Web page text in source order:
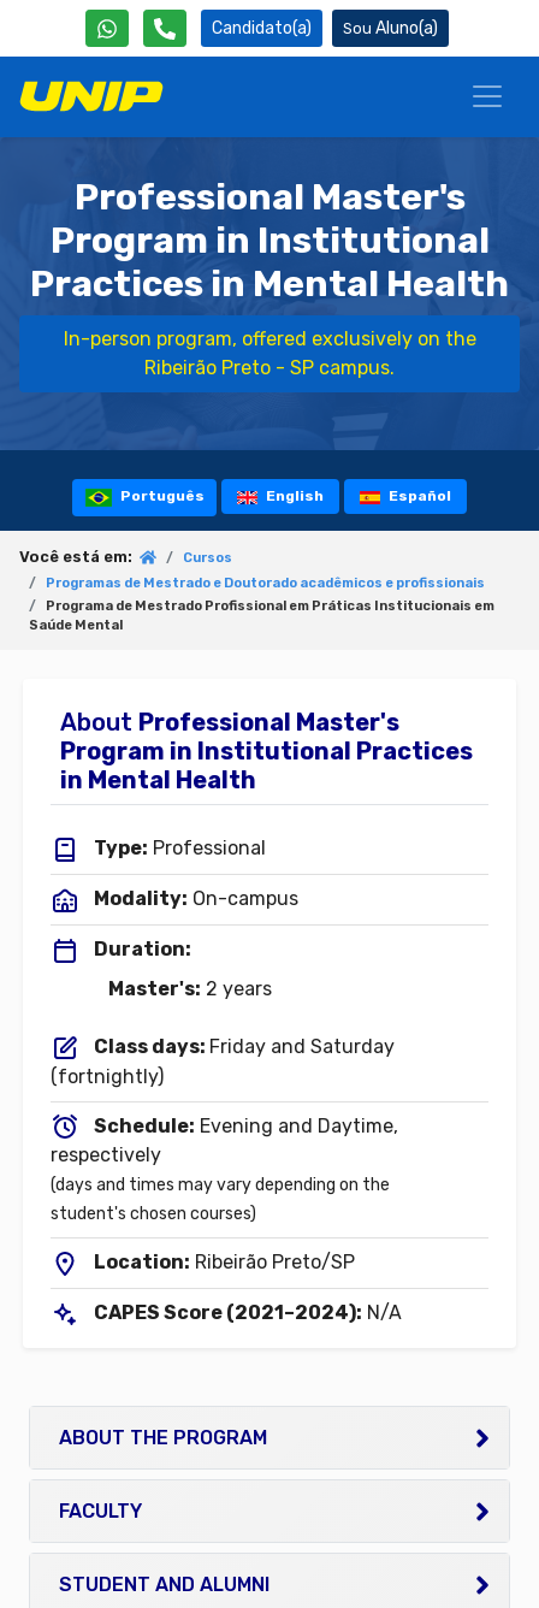
Candidato(a) Aluno(a)
Professional Master's
Program in Institutional
Practices in Mental Health
In-person program, offered exclusively on the
Ribeirão Preto - SP campus.
Português English Español
Você está em:
Cursos
Programas de Mestrado e Doutorado acadêmicos e profissionais
Programa de Mestrado Profissional em Práticas Institucionais em
Saúde Mental
About Professional Master's
Program in Institutional Practices
in Mental Health
Type: Professional
Modality: On-campus
Duration:
Master's: 2 years
Class days: Friday and Saturday
(fortnightly)
Schedule: Evening and Daytime,
respectively
(days and times may vary depending on the
student's chosen courses)
Location: Ribeirão Preto/SP
CAPES Score (2021–2024): N/A
ABOUT THE PROGRAM
FACULTY
STUDENT AND ALUMNI